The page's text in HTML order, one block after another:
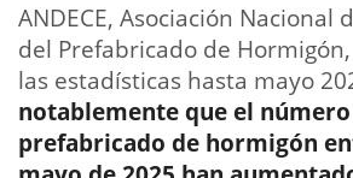
ANDECE, Asociación Nacional
del Prefabricado de
las estadísticas hasta mayo
notablemente queel
prefabricado de hormigón